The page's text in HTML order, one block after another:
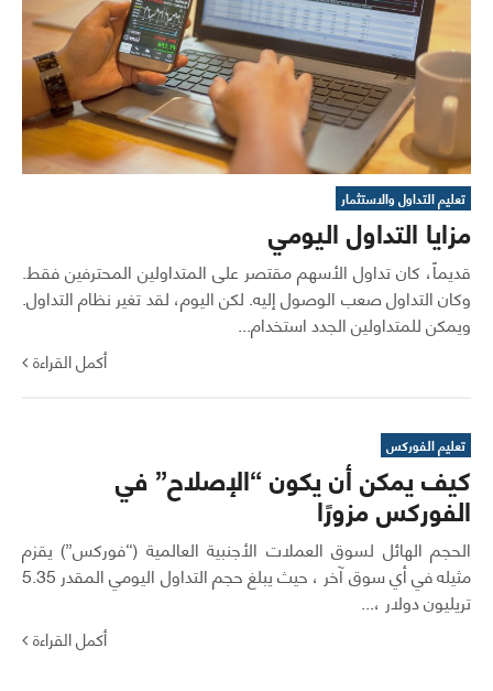
تعليم التداول والاستثمار
مزايا التداول اليومي
قديماً، كان تداول الأسهم مقتصر على المتداولين المحترفين فقط.
وكان التداول صعب الوصول إليه. لكن اليوم، لقد تغير نظام التداول.
ويمكن للمتداولين الجدد استخدام...
أكمل القراءة
تعليم الفوركس
كيف يمكن أن يكون “الإصلاح” في
الفوركس مزورًا
الحجم الهائل لسوق العملات الأجنبية العالمية (“فوركس”) يقزم
مثيله في أي سوق آخر ، حيث يبلغ حجم التداول اليومي المقدر 5.35
تريليون دولار ،...
أكمل القراءة